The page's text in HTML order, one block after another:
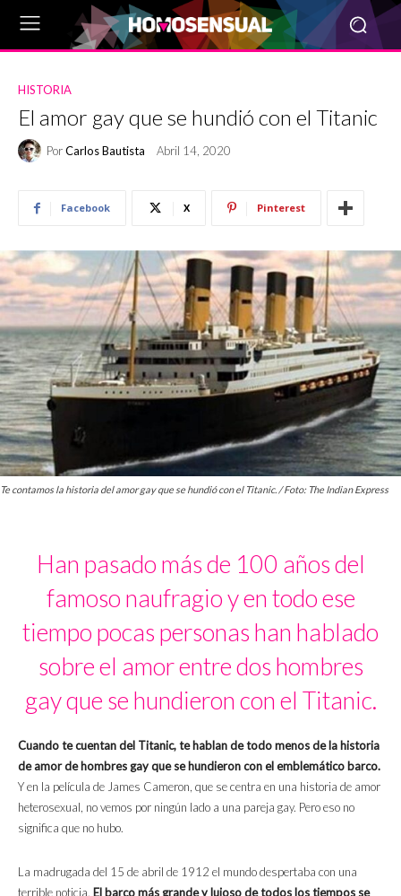
HISTORIA
El amor gay que se hundió con el Titanic
PorCarlos Bautista Abril 14, 2020
Facebook X Pinterest
Te contamos la historia del amor gay que se hundió con el Titanic. / Foto: The Indian Express
Han pasado más de 100 años del
famoso naufragio y en todo ese
tiempo pocas personas han hablado
sobre el amor entre dos hombres
gay que se hundieron con el Titanic.
Cuando te cuentan del Titanic, te hablan de todo menos de la historia
de amor de hombres gay que se hundieron con el emblemático barco.
Y en la película de James Cameron, que se centra en una historia de amor
heterosexual, no vemos por ningún lado a una pareja gay. Pero eso no
significa que no hubo.
La madrugada del 15 de abril de 1912 el mundo despertaba con una
terrible noticia. El barco más grande y lujoso de todos los tiempos se